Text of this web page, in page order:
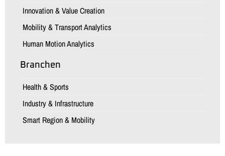
Innovation & Value Creation
Mobility & Transport Analytics
Human Motion Analytics
Branchen
Health & Sports
Industry & Infrastructure
Smart Region & Mobility